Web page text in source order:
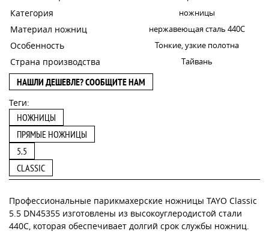
Категория ножницы
Материал ножниц нержавеющая сталь 440C
Особенность Тонкие, узкие полотна
Страна производства Тайвань
НАШЛИ ДЕШЕВЛЕ? СООБЩИТЕ НАМ
Теги:
НОЖНИЦЫ
ПРЯМЫЕ НОЖНИЦЫ
5.5
CLASSIC
Профессиональные парикмахерские ножницы TAYO Classic
5.5 DN45355 изготовлены из высокоуглеродистой стали
440С, которая обеспечивает долгий срок службы ножниц.